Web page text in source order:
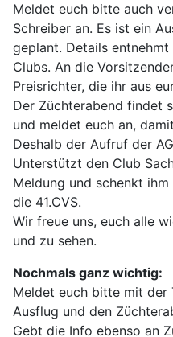
Meldet euch bitte auch
Schreiber an. Es ist ein
geplant. Details
Clubs. An die
Preisrichter, die ihr aus
Der Züchterabend findet
und meldet euch an,
Deshalb der Aufruf der
Unterstützt den Club
Meldung und schenkt
die 41.CVS.
Wir freue uns, euch alle
und zu sehen.
Nochmals ganz wichtig:
Meldet euch bitte mit der
Ausflug und den
Gebt die Info ebenso an